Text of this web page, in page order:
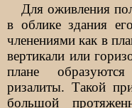
Для оживления
в облике здания
членениями как в
вертикали или
плане
ризалиты. Такой
большой